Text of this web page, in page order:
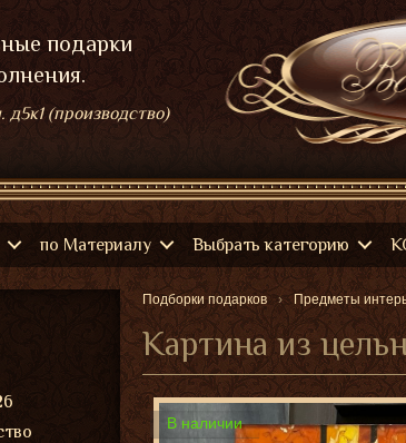
подарки
(производство)
по Материалу Выбрать категорию
Подборки подарков Предметы
Картина из
В наличии